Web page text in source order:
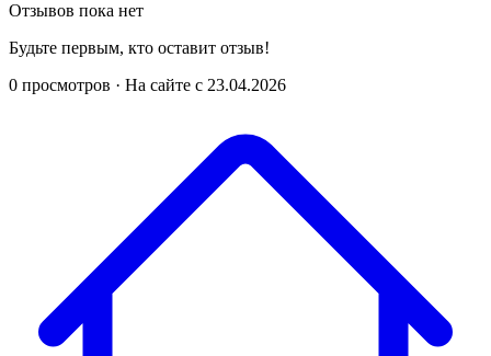
Отзывов пока нет
Будьте первым, кто оставит отзыв!
0 просмотров · На сайте с 23.04.2026